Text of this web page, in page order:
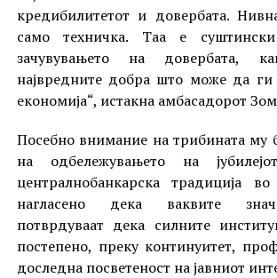
кредибилитетот и довербата.
само техничка. Таа е
зачувувањето на довербата,
највредните добра што може да ги
економија“, истакна амбасадорот
Посебно внимание на трибината му
на одбележувањето на
централнобанкарска традиција
нагласено дека ваквите
потврдуваат дека силните
постепено, преку континуитет,
доследна посветеност на јавниот